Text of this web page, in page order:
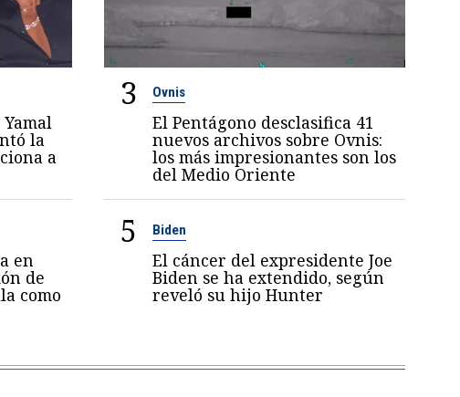
la
a
3 Ovnis
El Pentágono desclasifica 41
nuevos archivos sobre Ovnis:
los más impresionantes son los
del Medio Oriente
en
de
como
5 Biden
El cáncer del expresidente Joe
Biden se ha extendido, según
reveló su hijo Hunter